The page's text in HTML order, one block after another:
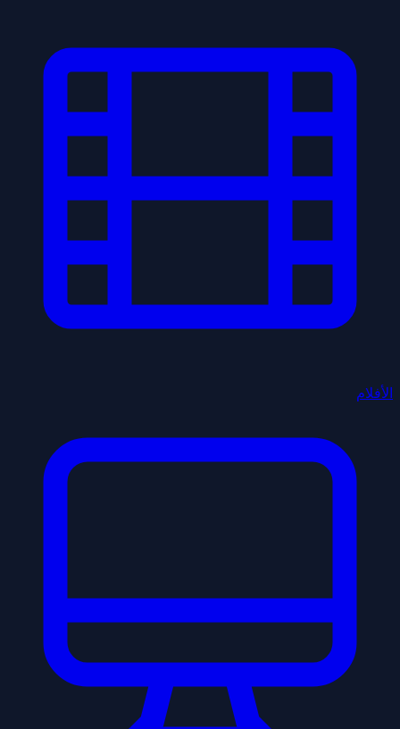
الأفلام